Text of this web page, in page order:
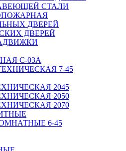
СТАЛИ
ДВЕРЕЙ
ДВЕРЕЙ
C-03A
7-45
2045
2050
2070
6-45